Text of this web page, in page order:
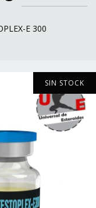
E 300
SIN STOCK